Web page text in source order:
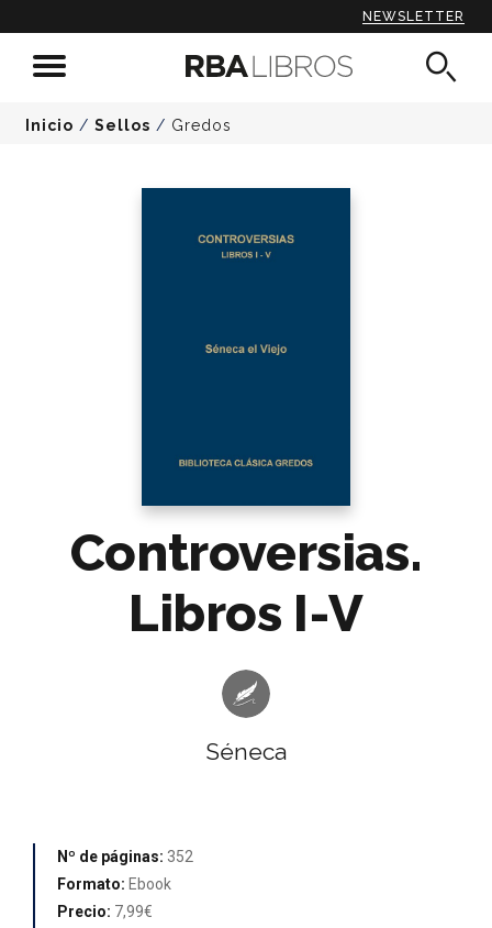
NEWSLETTER
Inicio / Sellos / Gredos
Controversias.
Libros I-V
Séneca
Nº de páginas: 352
Formato: Ebook
Precio: 7,99€